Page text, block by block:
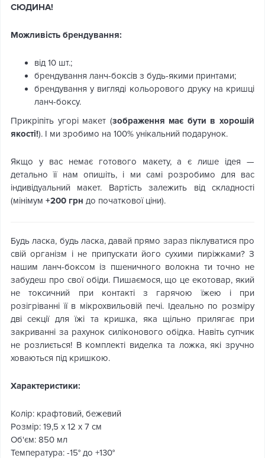
СЮДИНА!
Можливість брендування:
від 10 шт.;
брендування ланч-боксів з будь-якими принтами;
брендування у вигляді кольорового друку на кришці
ланч-боксу.
Прикріпіть угорі макет (зображення має бути в хорошій
якості!). І ми зробимо на 100% унікальний подарунок.
Якщо у вас немає готового макету, а є лише ідея —
детально її нам опишіть, і ми самі розробимо для вас
індивідуальний макет. Вартість залежить від складності
(мінімум +200 грн до початкової ціни).
Будь ласка, будь ласка, давай прямо зараз піклуватися про
свій організм і не припускати його сухими пиріжками? З
нашим ланч-боксом із пшеничного волокна ти точно не
забудеш про свої обіди. Пишаємося, що це екотовар, який
не токсичний при контакті з гарячою їжею і при
розігріванні її в мікрохвильовій печі. Ідеально по розміру
дві секції для їжі та кришка, яка щільно прилягає при
закриванні за рахунок силіконового обідка. Навіть супчик
не розлиється! В комплекті виделка та ложка, які зручно
ховаються під кришкою.
Характеристики:
Колір: крафтовий, бежевий
Розмір: 19,5 x 12 x 7 см
Об'єм: 850 мл
Температура: -15° до +130°